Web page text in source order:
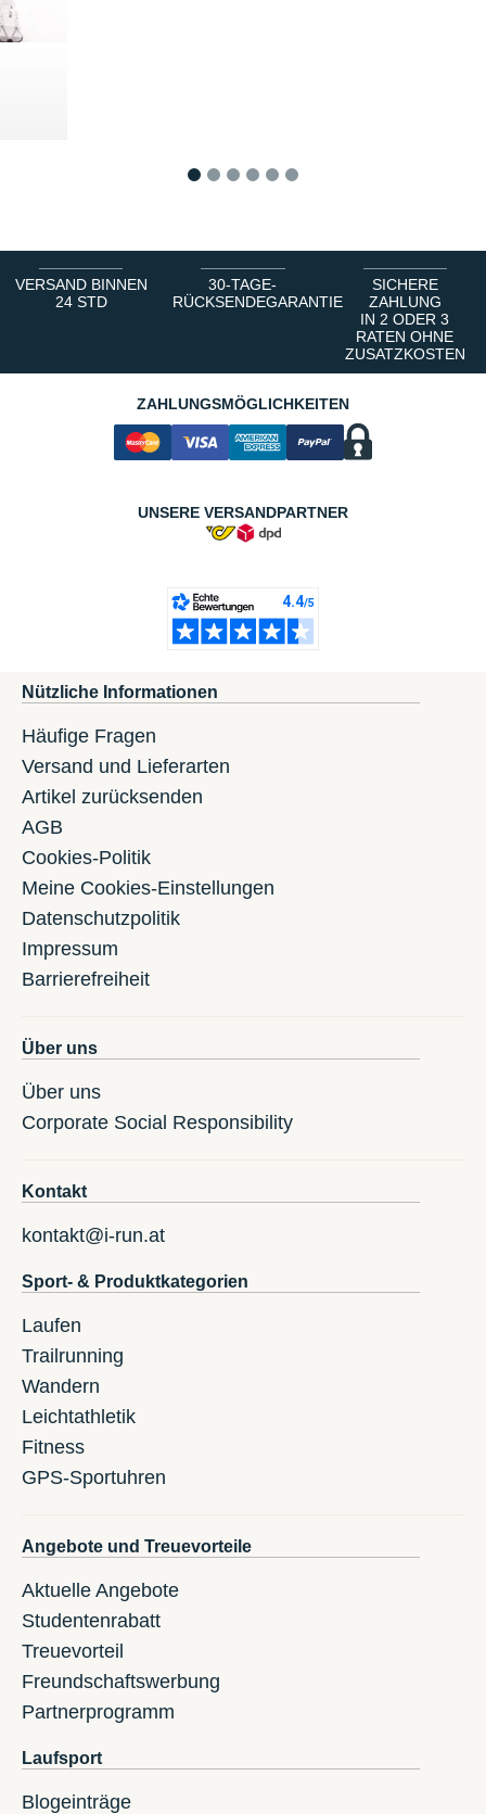
VERSAND BINNEN
24 STD
30-TAGE-
RÜCKSENDEGARANTIE
SICHERE
ZAHLUNG
IN 2 ODER 3
RATEN OHNE
ZUSATZKOSTEN
ZAHLUNGSMÖGLICHKEITEN
UNSERE VERSANDPARTNER
Nützliche Informationen
Häufige Fragen
Versand und Lieferarten
Artikel zurücksenden
AGB
Cookies-Politik
Meine Cookies-Einstellungen
Datenschutzpolitik
Impressum
Barrierefreiheit
Über uns
Über uns
Corporate Social Responsibility
Kontakt
kontakt@i-run.at
Sport- & Produktkategorien
Laufen
Trailrunning
Wandern
Leichtathletik
Fitness
GPS-Sportuhren
Angebote und Treuevorteile
Aktuelle Angebote
Studentenrabatt
Treuevorteil
Freundschaftswerbung
Partnerprogramm
Laufsport
Blogeinträge